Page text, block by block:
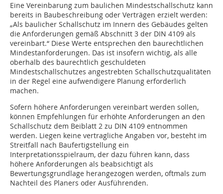
Eine Vereinbarung zum baulichen Mindestschallschutz kann
bereits in Baubeschreibung oder Verträgen erzielt werden:
„Als baulicher Schallschutz im Innern des Gebäudes gelten
die Anforderungen gemäß Abschnitt 3 der DIN 4109 als
vereinbart.“ Diese Werte entsprechen den baurechtlichen
Mindestan­forderun­gen. Das ist insofern wichtig, als alle
oberhalb des baurechtlich geschuldeten
Mindestschallschutzes angestrebten Schallschutzqualitäten
in der Regel eine aufwendigere Planung erforderlich
machen.
Sofern höhere Anforderungen vereinbart werden sollen,
können Empfehlungen für erhöhte Anforderungen an den
Schallschutz dem Beiblatt 2 zu DIN 4109 entnommen
werden. Liegen keine vertragliche Angaben vor, besteht im
Streitfall nach Baufertigstellung ein
Interpretationsspielraum, der dazu führen kann, dass
höhere Anforderungen als beabsichtigt als
Bewertungsgrundlage herangezogen werden, oftmals zum
Nachteil des Planers oder Ausführenden.